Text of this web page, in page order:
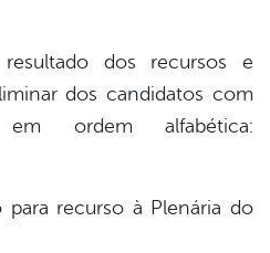
dos recursos e
dos candidatos com
em ordem alfabética:
para recurso à Plenária do